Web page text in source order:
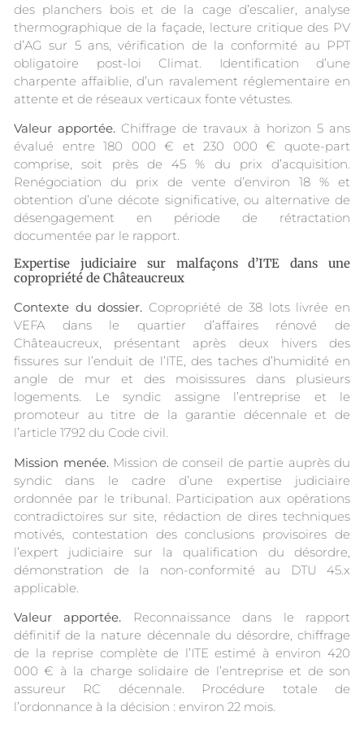
des planchers bois et de la cage d’escalier, analyse
thermographique de la façade, lecture critique des PV
d’AG sur 5 ans, vérification de la conformité au PPT
obligatoire post-loi Climat. Identification d’une
charpente affaiblie, d’un ravalement réglementaire en
attente et de réseaux verticaux fonte vétustes.
Valeur apportée. Chiffrage de travaux à horizon 5 ans
évalué entre 180 000 € et 230 000 € quote-part
comprise, soit près de 45 % du prix d’acquisition.
Renégociation du prix de vente d’environ 18 % et
obtention d’une décote significative, ou alternative de
désengagement en période de rétractation
documentée par le rapport.
Expertise judiciaire sur malfaçons d’ITE dans une
copropriété de Châteaucreux
Contexte du dossier. Copropriété de 38 lots livrée en
VEFA dans le quartier d’affaires rénové de
Châteaucreux, présentant après deux hivers des
fissures sur l’enduit de l’ITE, des taches d’humidité en
angle de mur et des moisissures dans plusieurs
logements. Le syndic assigne l’entreprise et le
promoteur au titre de la garantie décennale et de
l’article 1792 du Code civil.
Mission menée. Mission de conseil de partie auprès du
syndic dans le cadre d’une expertise judiciaire
ordonnée par le tribunal. Participation aux opérations
contradictoires sur site, rédaction de dires techniques
motivés, contestation des conclusions provisoires de
l’expert judiciaire sur la qualification du désordre,
démonstration de la non-conformité au DTU 45.x
applicable.
Valeur apportée. Reconnaissance dans le rapport
définitif de la nature décennale du désordre, chiffrage
de la reprise complète de l’ITE estimé à environ 420
000 € à la charge solidaire de l’entreprise et de son
assureur RC décennale. Procédure totale de
l’ordonnance à la décision : environ 22 mois.